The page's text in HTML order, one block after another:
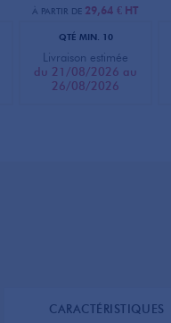
À PARTIR DE 29,64 € HT
QTÉ MIN. 10
Livraison estimée
du 21/08/2026 au
26/08/2026
CARACTÉRISTIQUES